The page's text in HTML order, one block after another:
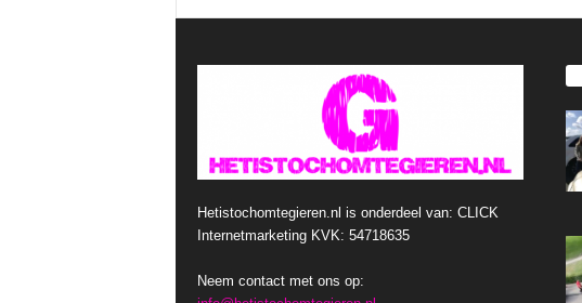
Hetistochomtegieren.nl is onderdeel van: CLICK
Internetmarketing KVK: 54718635
Neem contact met ons op: